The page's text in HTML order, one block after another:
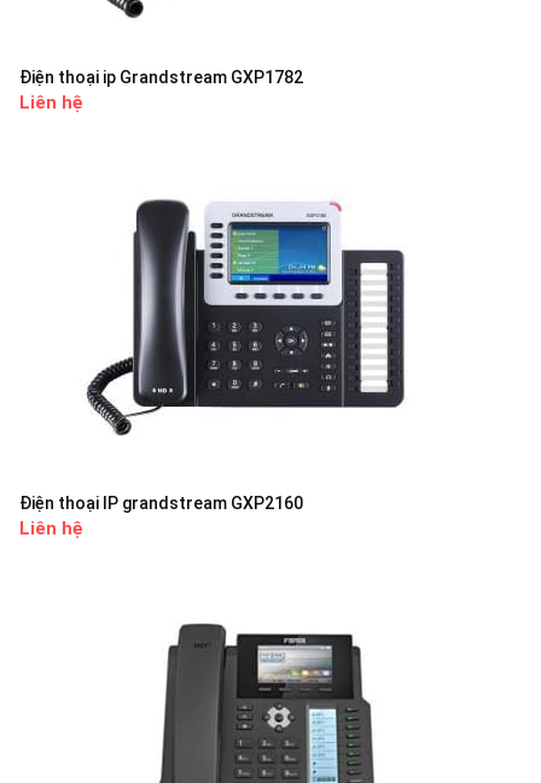
Điện thoại ip Grandstream GXP1782
Liên hệ
Điện thoại IP grandstream GXP2160
Liên hệ